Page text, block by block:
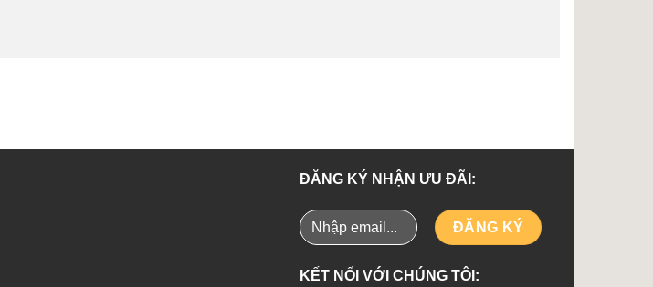
ĐĂNG KÝ NHẬN ƯU ĐÃI:
KẾT NỐI VỚI CHÚNG TÔI: